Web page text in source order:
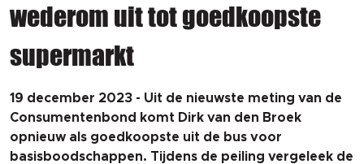
wederom uit tot goedkoopste
supermarkt
19 december 2023 - Uit de nieuwste meting van de
Consumentenbond komt Dirk van den Broek
opnieuw als goedkoopste uit de bus voor
basisboodschappen. Tijdens de peiling vergeleek de